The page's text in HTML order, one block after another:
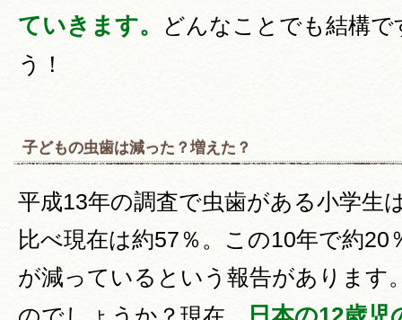
ていきます。
どんなことでも結構
う！
子どもの虫歯は減った？増えた？
平成13年の調査で虫歯がある小学生
比べ現在は約57％。この10年で約
が減っているという報告があります